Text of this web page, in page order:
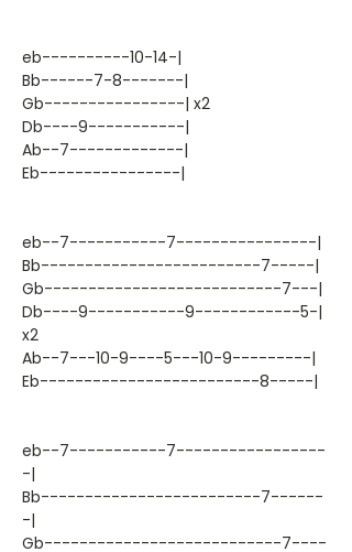
eb----------10-14-|
Bb------7-8-------|
Gb----------------| x2
Db----9-----------|
Ab--7-------------|
Eb----------------|
eb--7-----------7----------------|
Bb-------------------------7-----|
Gb---------------------------7---|
Db----9-----------9------------5-|
x2
Ab--7---10-9----5---10-9---------|
Eb-------------------------8-----|
eb--7-----------7-----------------
-|
Bb-------------------------7------
-|
Gb---------------------------7----